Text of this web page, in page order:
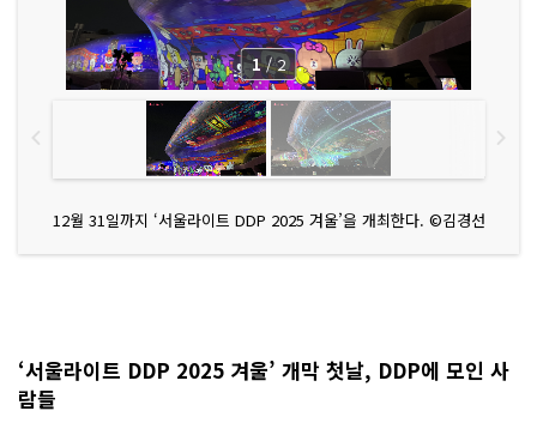
12월 31일까지 ‘서울라이트 DDP 2025 겨울’을 개최한다. ©김경선
1 / 2
‘서울라이트 DDP 2025 겨울’ 개막 첫날, DDP에 모인 사
람들